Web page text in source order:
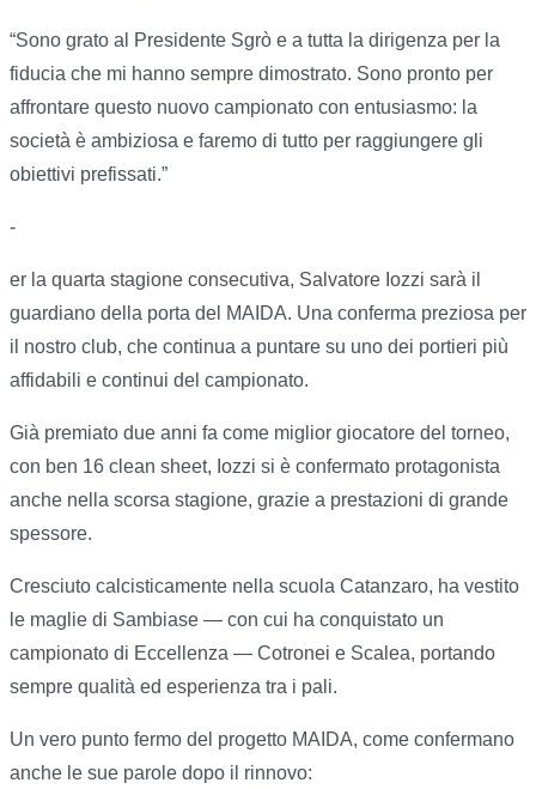
“Sono grato al Presidente Sgrò e a tutta la dirigenza per la
fiducia che mi hanno sempre dimostrato. Sono pronto per
affrontare questo nuovo campionato con entusiasmo: la
società è ambiziosa e faremo di tutto per raggiungere gli
obiettivi prefissati.”
-
er la quarta stagione consecutiva, Salvatore Iozzi sarà il
guardiano della porta del MAIDA. Una conferma preziosa per
il nostro club, che continua a puntare su uno dei portieri più
affidabili e continui del campionato.
Già premiato due anni fa come miglior giocatore del torneo,
con ben 16 clean sheet, Iozzi si è confermato protagonista
anche nella scorsa stagione, grazie a prestazioni di grande
spessore.
Cresciuto calcisticamente nella scuola Catanzaro, ha vestito
le maglie di Sambiase — con cui ha conquistato un
campionato di Eccellenza — Cotronei e Scalea, portando
sempre qualità ed esperienza tra i pali.
Un vero punto fermo del progetto MAIDA, come confermano
anche le sue parole dopo il rinnovo: